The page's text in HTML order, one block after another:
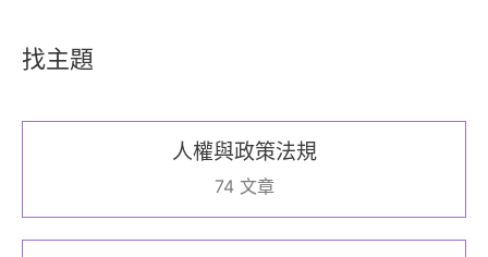
找主題
人權與政策法規
74 文章